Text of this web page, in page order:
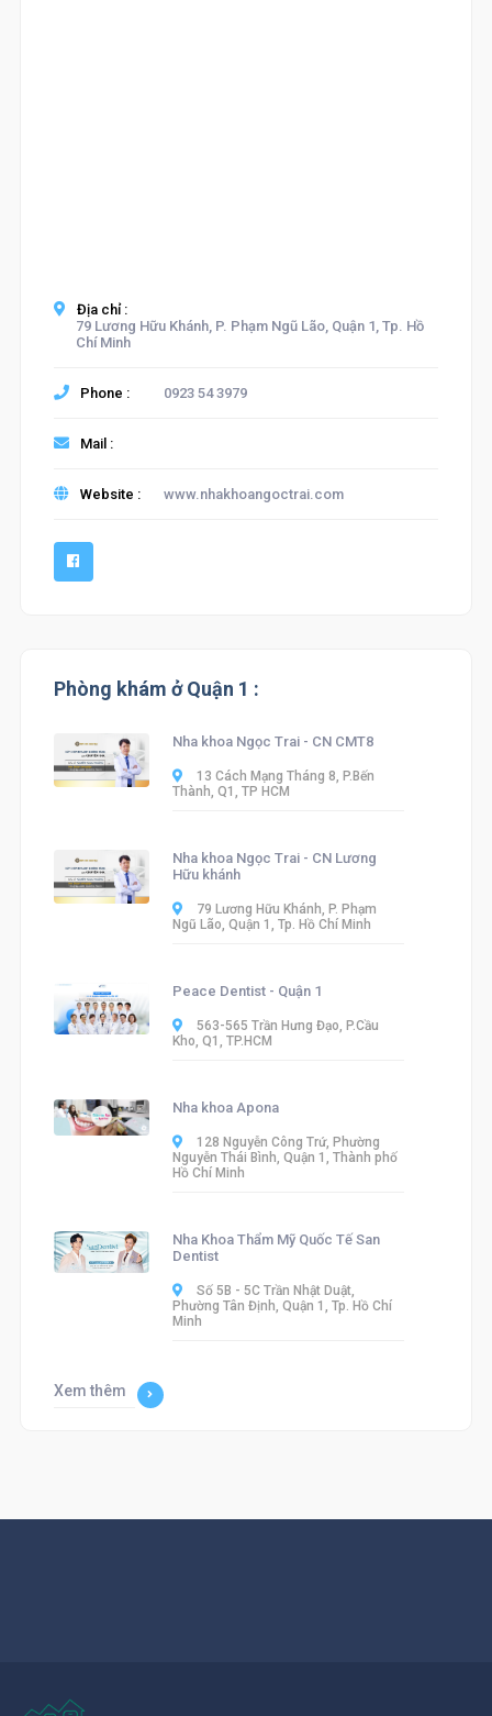
Địa chỉ :
79 Lương Hữu Khánh, P. Phạm Ngũ Lão, Quận 1, Tp. Hồ
Chí Minh
Phone : 0923 54 3979
Mail :
Website : www.nhakhoangoctrai.com
Phòng khám ở Quận 1 :
Nha khoa Ngọc Trai - CN CMT8
13 Cách Mạng Tháng 8, P.Bến
Thành, Q1, TP HCM
Nha khoa Ngọc Trai - CN Lương
Hữu khánh
79 Lương Hữu Khánh, P. Phạm
Ngũ Lão, Quận 1, Tp. Hồ Chí Minh
Peace Dentist - Quận 1
563-565 Trần Hưng Đạo, P.Cầu
Kho, Q1, TP.HCM
Nha khoa Apona
128 Nguyễn Công Trứ, Phường
Nguyễn Thái Bình, Quận 1, Thành phố
Hồ Chí Minh
Nha Khoa Thẩm Mỹ Quốc Tế San
Dentist
Số 5B - 5C Trần Nhật Duật,
Phường Tân Định, Quận 1, Tp. Hồ Chí
Minh
Xem thêm